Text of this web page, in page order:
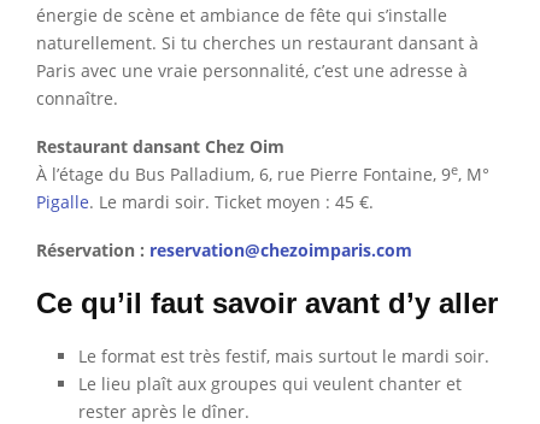
énergie de scène et ambiance de fête qui s’installe
naturellement. Si tu cherches un restaurant dansant à
Paris avec une vraie personnalité, c’est une adresse à
connaître.
Restaurant dansant Chez Oim
À l’étage du Bus Palladium, 6, rue Pierre Fontaine, 9e, M°
Pigalle. Le mardi soir. Ticket moyen : 45 €.
Réservation : reservation@chezoimparis.com
Ce qu’il faut savoir avant d’y aller
Le format est très festif, mais surtout le mardi soir.
Le lieu plaît aux groupes qui veulent chanter et
rester après le dîner.